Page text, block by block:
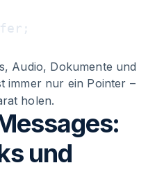
Audio, Dokumente und
immer nur ein Pointer –
holen.
und